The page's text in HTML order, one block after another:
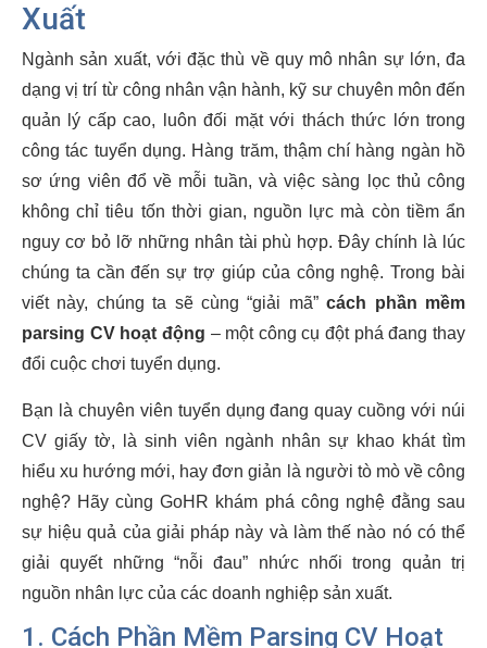
Xuất
Ngành sản xuất, với đặc thù về quy mô nhân sự lớn, đa
dạng vị trí từ công nhân vận hành, kỹ sư chuyên môn đến
quản lý cấp cao, luôn đối mặt với thách thức lớn trong
công tác tuyển dụng. Hàng trăm, thậm chí hàng ngàn hồ
sơ ứng viên đổ về mỗi tuần, và việc sàng lọc thủ công
không chỉ tiêu tốn thời gian, nguồn lực mà còn tiềm ẩn
nguy cơ bỏ lỡ những nhân tài phù hợp. Đây chính là lúc
chúng ta cần đến sự trợ giúp của công nghệ. Trong bài
viết này, chúng ta sẽ cùng “giải mã”cách phần mềm
parsing CV hoạt động – một công cụ đột phá đang thay
đổi cuộc chơi tuyển dụng.
Bạn là chuyên viên tuyển dụng đang quay cuồng với núi
CV giấy tờ, là sinh viên ngành nhân sự khao khát tìm
hiểu xu hướng mới, hay đơn giản là người tò mò về công
nghệ? Hãy cùng GoHR khám phá công nghệ đằng sau
sự hiệu quả của giải pháp này và làm thế nào nó có thể
giải quyết những “nỗi đau” nhức nhối trong quản trị
nguồn nhân lực của các doanh nghiệp sản xuất.
1. Cách Phần Mềm Parsing CV Hoạt